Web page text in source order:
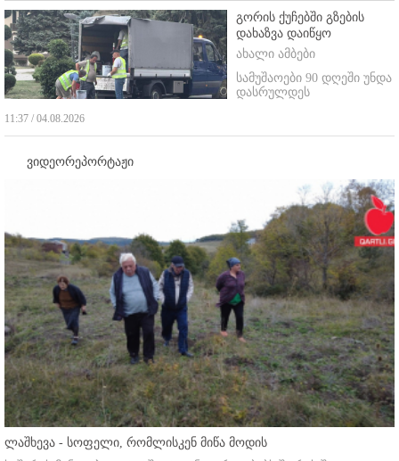
გორის ქუჩებში გზების
დახაზვა დაიწყო
ახალი ამბები
სამუშაოები 90 დღეში უნდა
დასრულდეს
11:37 / 04.08.2026
ვიდეორეპორტაჟი
ლაშხევა - სოფელი, რომლისკენ მიწა მოდის